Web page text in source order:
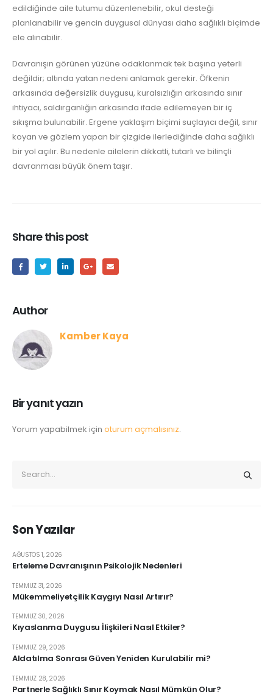
edildiğinde aile tutumu düzenlenebilir, okul desteği
planlanabilir ve gencin duygusal dünyası daha sağlıklı biçimde
ele alınabilir.
Davranışın görünen yüzüne odaklanmak tek başına yeterli
değildir; altında yatan nedeni anlamak gerekir. Öfkenin
arkasında değersizlik duygusu, kuralsızlığın arkasında sınır
ihtiyacı, saldırganlığın arkasında ifade edilemeyen bir iç
sıkışma bulunabilir. Ergene yaklaşım biçimi suçlayıcı değil, sınır
koyan ve gözlem yapan bir çizgide ilerlediğinde daha sağlıklı
bir yol açılır. Bu nedenle ailelerin dikkatli, tutarlı ve bilinçli
davranması büyük önem taşır.
Share this post
Author
Kamber Kaya
Bir yanıt yazın
Yorum yapabilmek için oturum açmalısınız.
Son Yazılar
Erteleme Davranışının Psikolojik Nedenleri
AĞUSTOS 1, 2026
Mükemmeliyetçilik Kaygıyı Nasıl Artırır?
TEMMUZ 31, 2026
Kıyaslanma Duygusu İlişkileri Nasıl Etkiler?
TEMMUZ 30, 2026
Aldatılma Sonrası Güven Yeniden Kurulabilir mi?
TEMMUZ 29, 2026
Partnerle Sağlıklı Sınır Koymak Nasıl Mümkün Olur?
TEMMUZ 28, 2026